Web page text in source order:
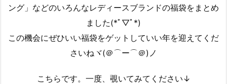
ング」などのいろんなレディースブランドの福袋をまとめ
ました(*ﾟ▽ﾟ*)
この機会にぜひいい福袋をゲットしていい年を迎えてくだ
さいねヾ(＠⌒ー⌒＠)ノ
こちらです。一度、覗いてみてください↓